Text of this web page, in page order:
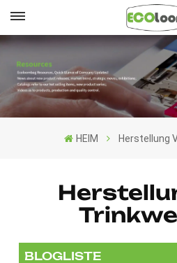
English
Français
HEIM Herstellung
BLOGLISTE